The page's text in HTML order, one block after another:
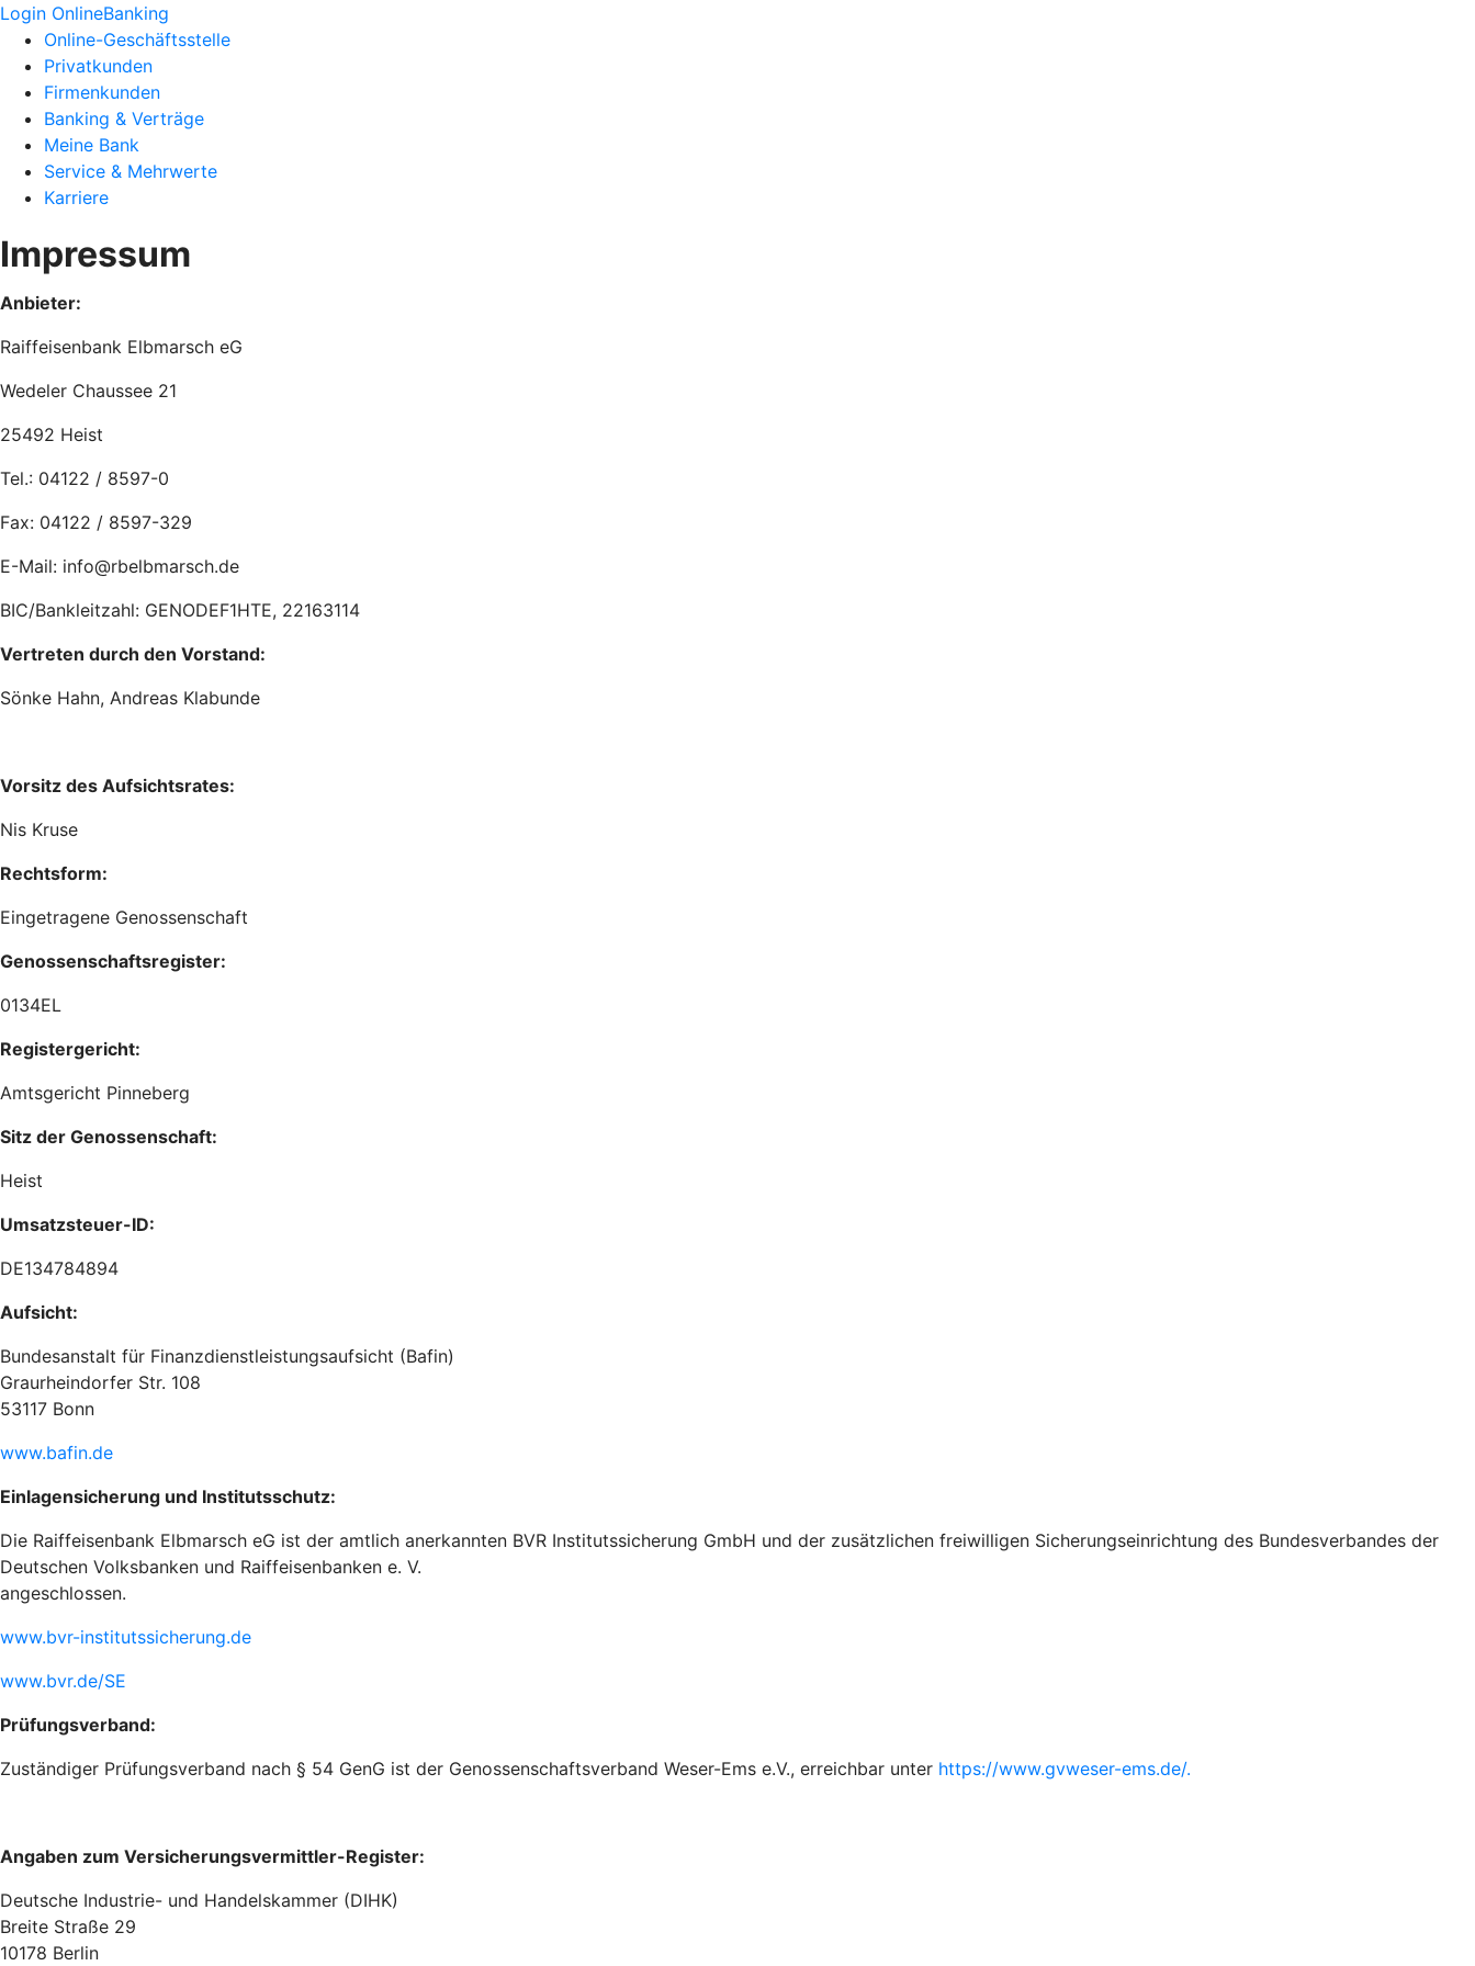
Login OnlineBanking
Online-Geschäftsstelle
Privatkunden
Firmenkunden
Banking & Verträge
Meine Bank
Service & Mehrwerte
Karriere
Impressum
Anbieter:
Raiffeisenbank Elbmarsch eG
Wedeler Chaussee 21
25492 Heist
Tel.: 04122 / 8597-0
Fax: 04122 / 8597-329
E-Mail: info@rbelbmarsch.de
BIC/Bankleitzahl: GENODEF1HTE, 22163114
Vertreten durch den Vorstand:
Sönke Hahn, Andreas Klabunde
Vorsitz des Aufsichtsrates:
Nis Kruse
Rechtsform:
Eingetragene Genossenschaft
Genossenschaftsregister:
0134EL
Registergericht:
Amtsgericht Pinneberg
Sitz der Genossenschaft:
Heist
Umsatzsteuer-ID:
DE134784894
Aufsicht:
Bundesanstalt für Finanzdienstleistungsaufsicht (Bafin)
Graurheindorfer Str. 108
53117 Bonn
www.bafin.de
Einlagensicherung und Institutsschutz:
Die Raiffeisenbank Elbmarsch eG ist der amtlich anerkannten BVR Institutssicherung GmbH und der zusätzlichen freiwilligen Sicherungseinrichtung des Bundesverbandes der
Deutschen Volksbanken und Raiffeisenbanken e. V.
angeschlossen.
www.bvr-institutssicherung.de
www.bvr.de/SE
Prüfungsverband:
Zuständiger Prüfungsverband nach § 54 GenG ist der Genossenschaftsverband Weser-Ems e.V., erreichbar unter https://www.gvweser-ems.de/.
Angaben zum Versicherungsvermittler-Register:
Deutsche Industrie- und Handelskammer (DIHK)
Breite Straße 29
10178 Berlin